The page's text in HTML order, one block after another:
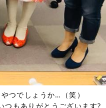
つでしょうか…（笑）
つもありがとうございます?